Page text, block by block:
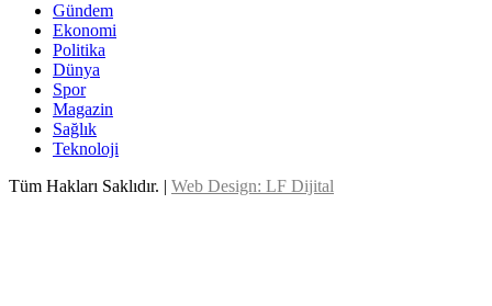
Gündem
Ekonomi
Politika
Dünya
Spor
Magazin
Sağlık
Teknoloji
Tüm Hakları Saklıdır. | Web Design: LF Dijital